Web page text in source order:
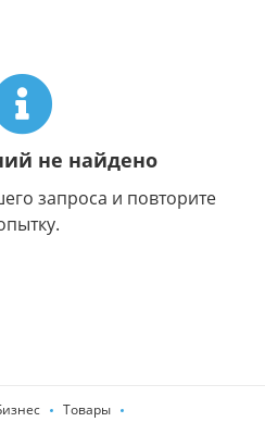
не найдено
запроса и повторите
Товары